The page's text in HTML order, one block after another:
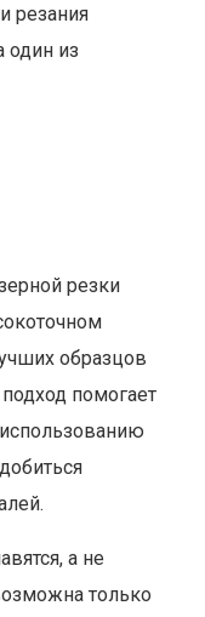
резания
один из
резки
образцов
помогает
использованию
а не
только